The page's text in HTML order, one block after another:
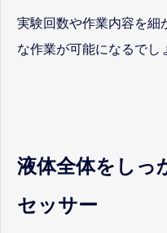
実験回数や作業内容を細
な作業が可能になるでし
液体全体をしっ
セッサー